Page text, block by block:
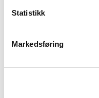
Statistikk
Markedsføring